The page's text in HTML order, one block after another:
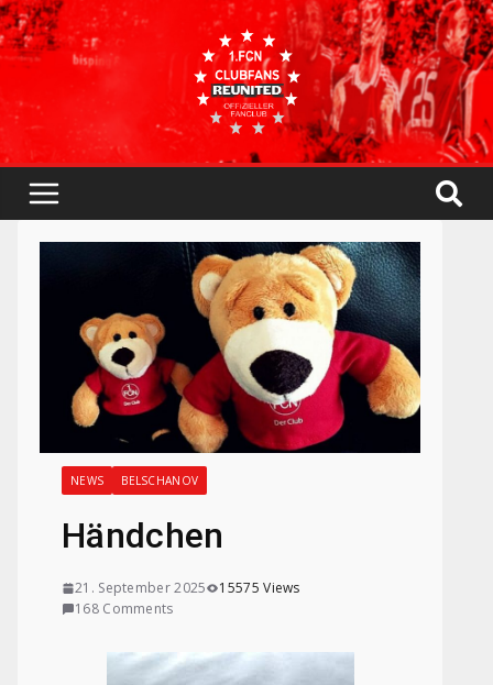
NEWS BELSCHANOV
Händchen
21. September 2025
15575 Views
168 Comments